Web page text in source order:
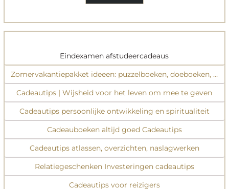
Eindexamen afstudeercadeaus
Zomervakantiepakket ideeen: puzzelboeken, doeboeken,
Cadeautips | Wijsheid voor het leven om mee te geven
Cadeautips persoonlijke ontwikkeling en spiritualiteit
Cadeauboeken altijd goed Cadeautips
Cadeautips atlassen, overzichten, naslagwerken
Relatiegeschenken Investeringen cadeautips
Cadeautips voor reizigers